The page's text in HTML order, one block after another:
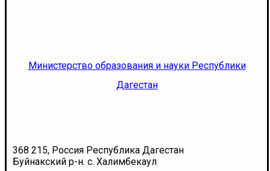
Министерство образования и науки Республики
Дагестан
368 215, Россия Республика Дагестан
Буйнакский р-н. с. Халимбекаул